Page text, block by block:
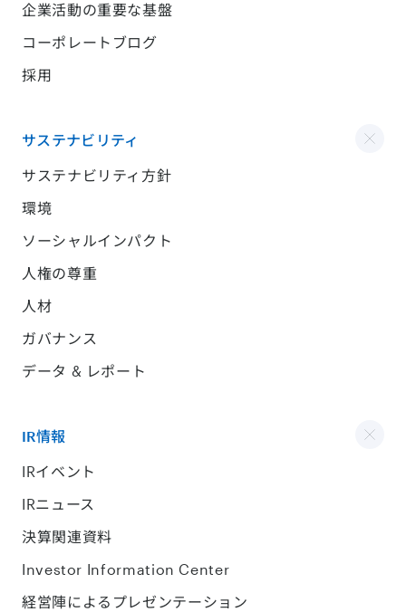
企業活動の重要な基盤
コーポレートブログ
採用
サステナビリティ
サステナビリティ方針
環境
ソーシャルインパクト
人権の尊重
人材
ガバナンス
データ & レポート
IR情報
IRイベント
IRニュース
決算関連資料
Investor Information Center
経営陣によるプレゼンテーション